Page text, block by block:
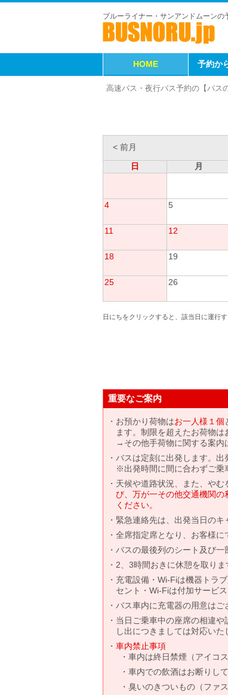
ブルーライナー・サンアンドムーンの
HOME 予約か
高速バス・夜行バス予約の【バス
< 前月
日
月
4 5
11 12
18 19
25 26
日にちをクリックすると、該当日に運行
重要なご案内
お預かり荷物はお一人様１個
ます。制限を超えたお荷物は
→その他手荷物に関する案内
バスは定刻に出発します。出
※出発時間に間に合わずご乗
天候や道路状況、また、やむ
び、万が一その他交通機関
ください。
緊急連絡先は、出発当日のキ
全席指定席となり、お客様に
バスの最後列のシート及び一
2、3時間おきに休憩を取りま
充電設備・Wi-Fiは機器トラ
セント・Wi-Fiは付加サービ
バス車内に充電器の用意はご
当日ご乗車中の座席の相違
し出につきましては対応いた
車内禁止事項
車内は終日禁煙（アイコ
車内での飲酒はお断りし
臭いのきついもの（ファ